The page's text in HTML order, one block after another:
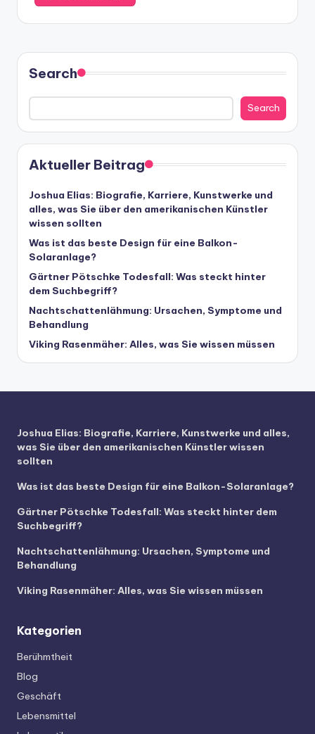
Search
Search
Aktueller Beitrag
Joshua Elias: Biografie, Karriere, Kunstwerke und
alles, was Sie über den amerikanischen Künstler
wissen sollten
Was ist das beste Design für eine Balkon-
Solaranlage?
Gärtner Pötschke Todesfall: Was steckt hinter
dem Suchbegriff?
Nachtschattenlähmung: Ursachen, Symptome und
Behandlung
Viking Rasenmäher: Alles, was Sie wissen müssen
Joshua Elias: Biografie, Karriere, Kunstwerke und alles,
was Sie über den amerikanischen Künstler wissen
sollten
Was ist das beste Design für eine Balkon-Solaranlage?
Gärtner Pötschke Todesfall: Was steckt hinter dem
Suchbegriff?
Nachtschattenlähmung: Ursachen, Symptome und
Behandlung
Viking Rasenmäher: Alles, was Sie wissen müssen
Kategorien
Berühmtheit
Blog
Geschäft
Lebensmittel